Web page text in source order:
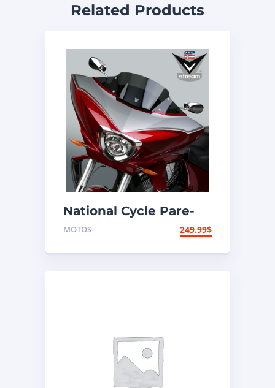
Related Products
National Cycle Pare-
brise aéroacoustique
MOTOS 249.99$